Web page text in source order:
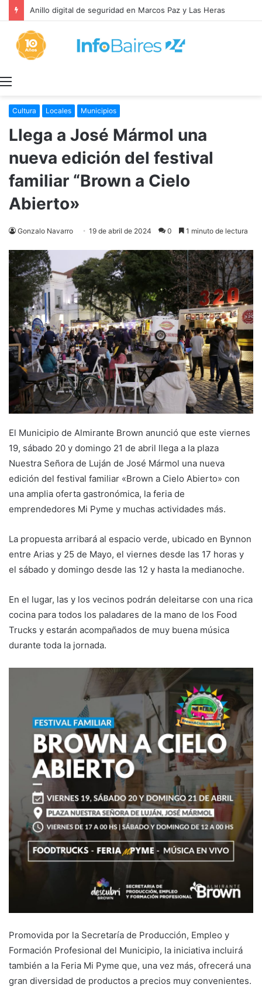
Anillo digital de seguridad en Marcos Paz y Las Heras
Cultura Locales Municipios
Llega a José Mármol una
nueva edición del festival
familiar “Brown a Cielo
Abierto»
Gonzalo Navarro 19 de abril de 2024 0 1 minuto de lectura
El Municipio de Almirante Brown anunció que este viernes
19, sábado 20 y domingo 21 de abril llega a la plaza
Nuestra Señora de Luján de José Mármol una nueva
edición del festival familiar «Brown a Cielo Abierto» con
una amplia oferta gastronómica, la feria de
emprendedores Mi Pyme y muchas actividades más.
La propuesta arribará al espacio verde, ubicado en Bynnon
entre Arias y 25 de Mayo, el viernes desde las 17 horas y
el sábado y domingo desde las 12 y hasta la medianoche.
En el lugar, las y los vecinos podrán deleitarse con una rica
cocina para todos los paladares de la mano de los Food
Trucks y estarán acompañados de muy buena música
durante toda la jornada.
Promovida por la Secretaría de Producción, Empleo y
Formación Profesional del Municipio, la iniciativa incluirá
también a la Feria Mi Pyme que, una vez más, ofrecerá una
gran diversidad de productos a precios muy convenientes.